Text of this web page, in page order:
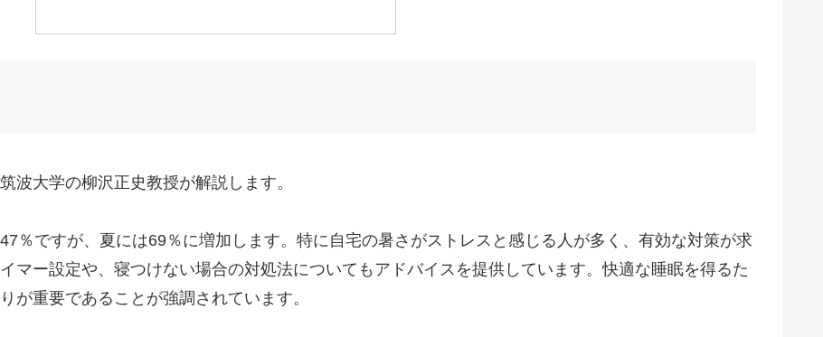
波大学の柳沢正史教授が解説します。
％ですが、夏には69％に増加します。特に自宅の暑さがストレスと感じる人が多く、有効な対策が求
マー設定や、寝つけない場合の対処法についてもアドバイスを提供しています。快適な睡眠を得るた
が重要であることが強調されています。